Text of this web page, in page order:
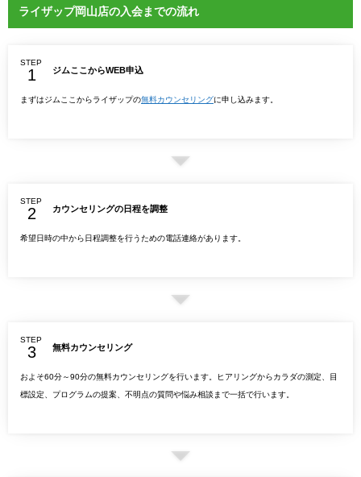
ライザップ岡山店の入会までの流れ
STEP
ジムここからWEB申込
まずはジムここからライザップの無料カウンセリングに申し込みます。
STEP
カウンセリングの日程を調整
希望日時の中から日程調整を行うための電話連絡があります。
STEP
無料カウンセリング
およそ60分～90分の無料カウンセリングを行います。ヒアリングからカラダの測定、目
標設定、プログラムの提案、不明点の質問や悩み相談まで一括で行います。